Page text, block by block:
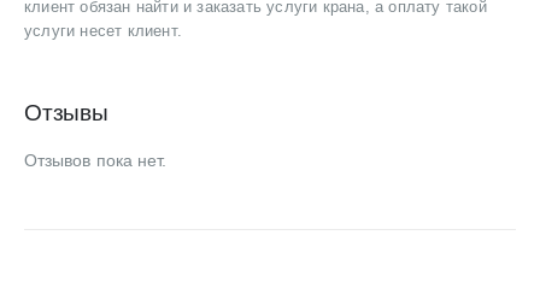
клиент обязан найти и заказать услуги крана, а оплату такой
услуги несет клиент.
Отзывы
Отзывов пока нет.